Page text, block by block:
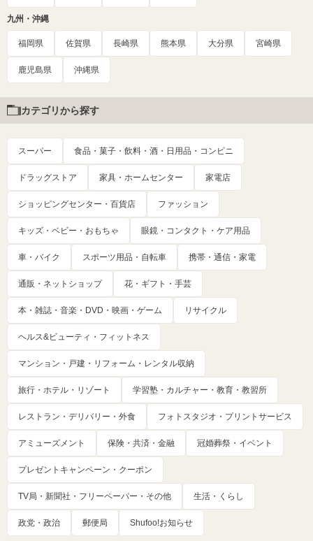
九州・沖縄
福岡県 佐賀県 長崎県 熊本県 大分県 宮崎県
鹿児島県 沖縄県
カテゴリから探す
スーパー 食品・菓子・飲料・酒・日用品・コンビニ
ドラッグストア 家具・ホームセンター 家電店
ショッピングセンター・百貨店 ファッション
キッズ・ベビー・おもちゃ 眼鏡・コンタクト・ケア用品
車・バイク スポーツ用品・自転車 携帯・通信・家電
通販・ネットショップ 花・ギフト・手芸
本・雑誌・音楽・DVD・映画・ゲーム リサイクル
ヘルス&ビューティ・フィットネス
マンション・戸建・リフォーム・レンタル収納
旅行・ホテル・リゾート 学習塾・カルチャー・教育・教習所
レストラン・デリバリー・外食 フォトスタジオ・プリントサービス
アミューズメント 保険・共済・金融 冠婚葬祭・イベント
プレゼントキャンペーン・クーポン
TV局・新聞社・フリーペーパー・その他 生活・くらし
政党・政治 郵便局 Shufoo!お知らせ